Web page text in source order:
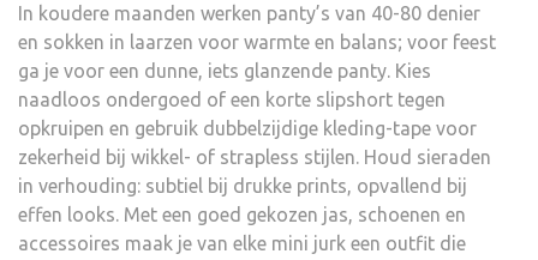
In koudere maanden werken panty’s van 40-80 denier
en sokken in laarzen voor warmte en balans; voor feest
ga je voor een dunne, iets glanzende panty. Kies
naadloos ondergoed of een korte slipshort tegen
opkruipen en gebruik dubbelzijdige kleding-tape voor
zekerheid bij wikkel- of strapless stijlen. Houd sieraden
in verhouding: subtiel bij drukke prints, opvallend bij
effen looks. Met een goed gekozen jas, schoenen en
accessoires maak je van elke mini jurk een outfit die